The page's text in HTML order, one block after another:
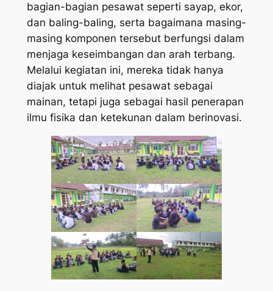
bagian-bagian pesawat seperti sayap, ekor,
dan baling-baling, serta bagaimana masing-
masing komponen tersebut berfungsi dalam
menjaga keseimbangan dan arah terbang.
Melalui kegiatan ini, mereka tidak hanya
diajak untuk melihat pesawat sebagai
mainan, tetapi juga sebagai hasil penerapan
ilmu fisika dan ketekunan dalam berinovasi.